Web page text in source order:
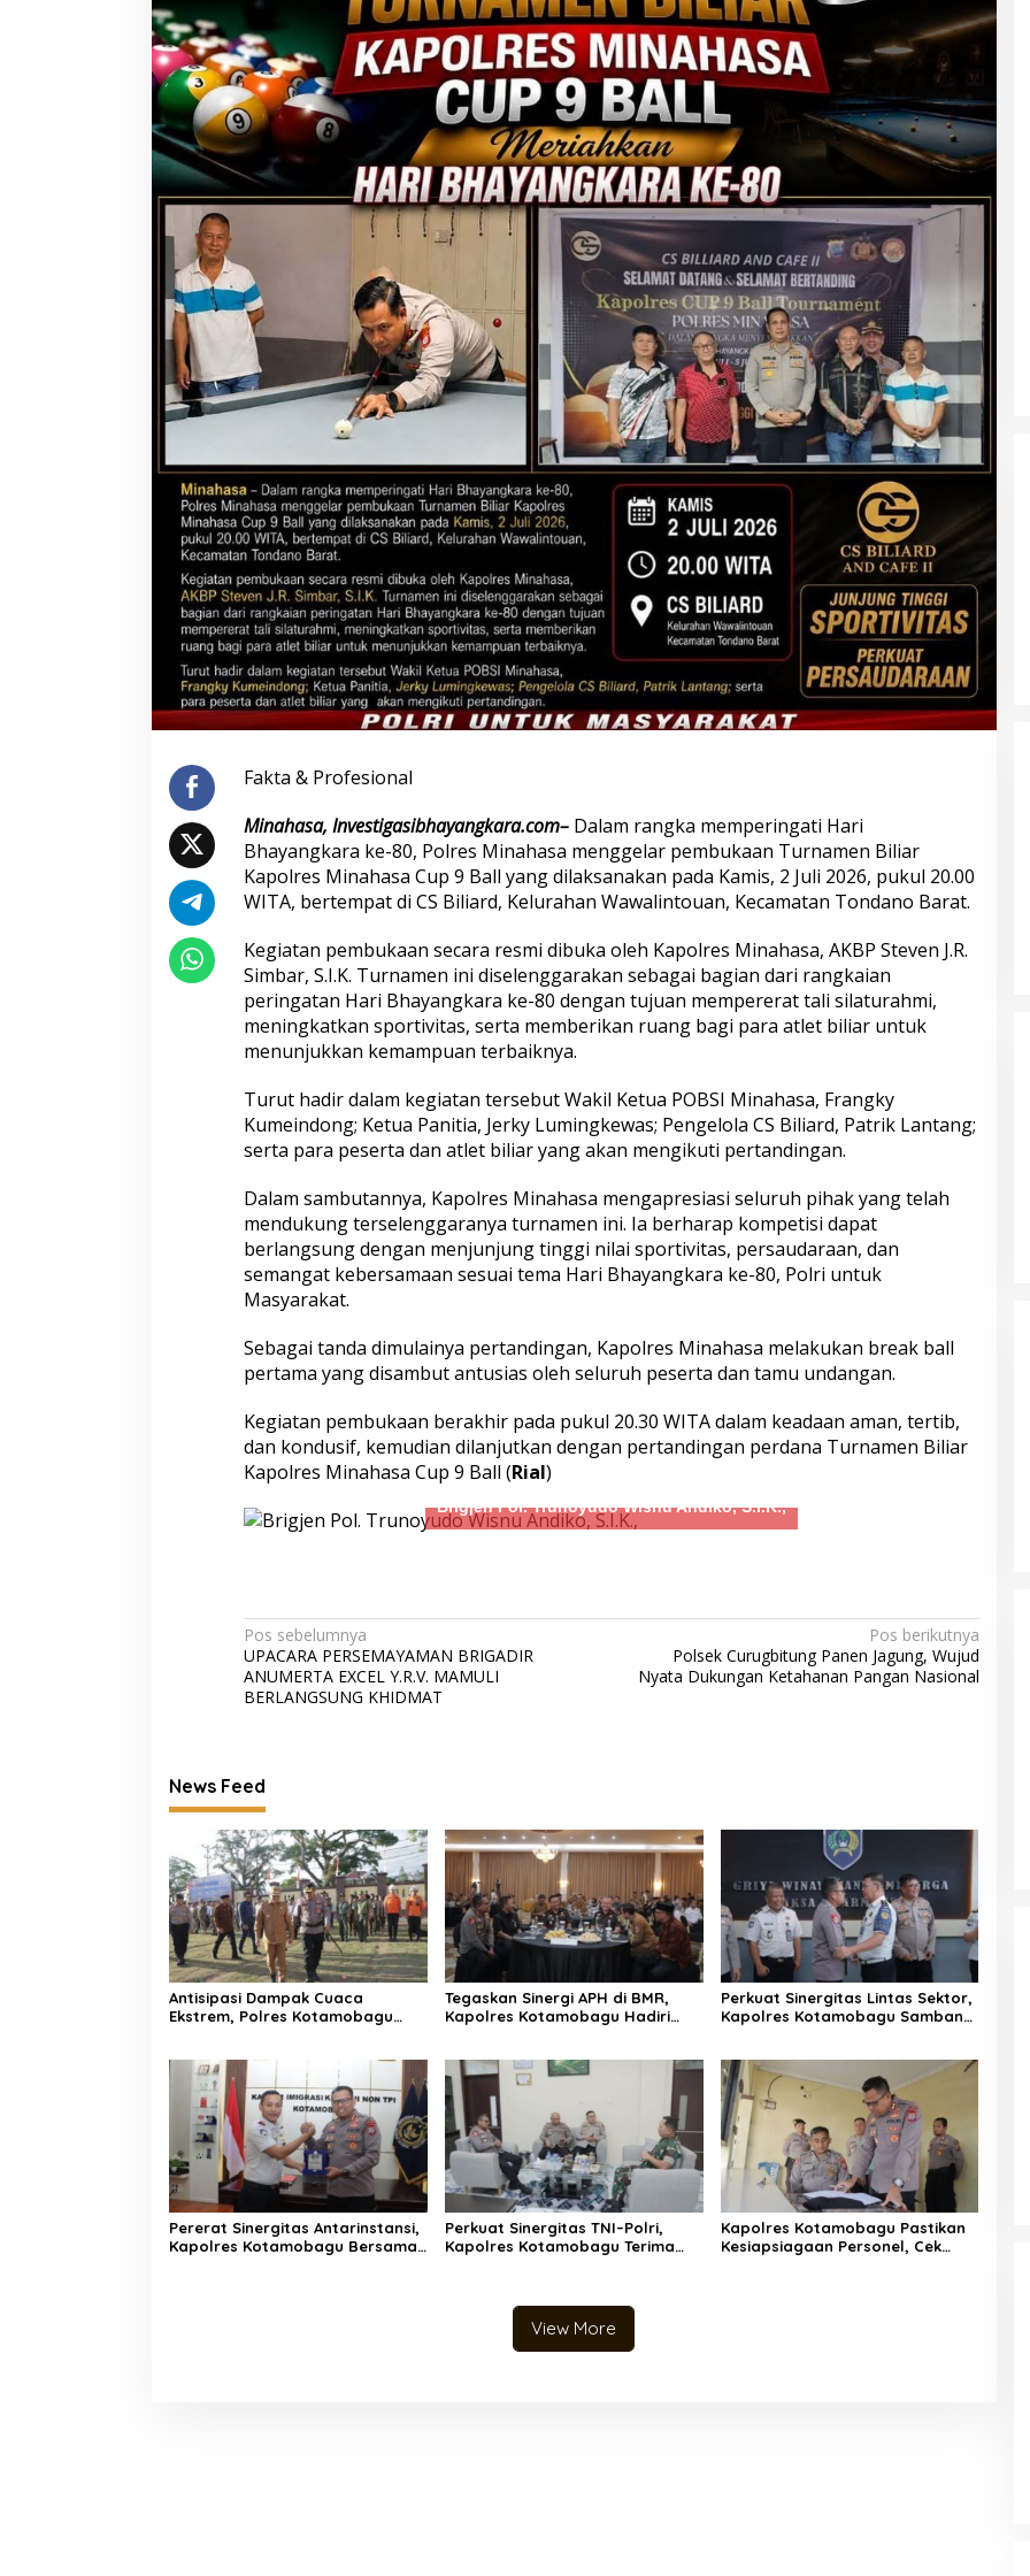
Fakta & Profesional
Minahasa, Investigasibhayangkara.com–Dalam rangka memperingati Hari
Bhayangkara ke-80, Polres Minahasa menggelar pembukaan Turnamen Biliar
Kapolres Minahasa Cup 9 Ball yang dilaksanakan pada Kamis, 2 Juli 2026, pukul 20.00
WITA, bertempat di CS Biliard, Kelurahan Wawalintouan, Kecamatan Tondano Barat.
Kegiatan pembukaan secara resmi dibuka oleh Kapolres Minahasa, AKBP Steven J.R.
Simbar, S.I.K. Turnamen ini diselenggarakan sebagai bagian dari rangkaian
peringatan Hari Bhayangkara ke-80 dengan tujuan mempererat tali silaturahmi,
meningkatkan sportivitas, serta memberikan ruang bagi para atlet biliar untuk
menunjukkan kemampuan terbaiknya.
Turut hadir dalam kegiatan tersebut Wakil Ketua POBSI Minahasa, Frangky
Kumeindong; Ketua Panitia, Jerky Lumingkewas; Pengelola CS Biliard, Patrik Lantang;
serta para peserta dan atlet biliar yang akan mengikuti pertandingan.
Dalam sambutannya, Kapolres Minahasa mengapresiasi seluruh pihak yang telah
mendukung terselenggaranya turnamen ini. Ia berharap kompetisi dapat
berlangsung dengan menjunjung tinggi nilai sportivitas, persaudaraan, dan
semangat kebersamaan sesuai tema Hari Bhayangkara ke-80, Polri untuk
Masyarakat.
Sebagai tanda dimulainya pertandingan, Kapolres Minahasa melakukan break ball
pertama yang disambut antusias oleh seluruh peserta dan tamu undangan.
Kegiatan pembukaan berakhir pada pukul 20.30 WITA dalam keadaan aman, tertib,
dan kondusif, kemudian dilanjutkan dengan pertandingan perdana Turnamen Biliar
Kapolres Minahasa Cup 9 Ball (Rial)
Brigjen Pol. Trunoyudo Wisnu Andiko, S.I.K.,
Navigasi
pos
Pos sebelumnya
UPACARA PERSEMAYAMAN BRIGADIR
ANUMERTA EXCEL Y.R.V. MAMULI
BERLANGSUNG KHIDMAT
Pos berikutnya
Polsek Curugbitung Panen Jagung, Wujud
Nyata Dukungan Ketahanan Pangan Nasional
News Feed
Antisipasi Dampak Cuaca
Ekstrem, Polres Kotamobagu
Bencana El Nino Bersama
Forkopimda
Tegaskan Sinergi APH di BMR,
Kapolres Kotamobagu Hadiri
Perkuat Sinergitas Lintas Sektor,
Kapolres Kotamobagu Sambangi
Pererat Sinergitas Antarinstansi,
Kapolres Kotamobagu Bersama
Perkuat Sinergitas TNI–Polri,
Kapolres Kotamobagu Terima
Kapolres Kotamobagu Pastikan
Kesiapsiagaan Personel, Cek
View More
Seleksi Taruna Akpol Masuk Tahap
Akhir, Wakapolri Pimpin
Pemeriksaan Penampilan 404
Mengenal Brigjen Pol. Drs. Ahmad
Musthofa Kamal, S.H., Perwira
Humas Berpengalaman dengan
Rekam Jejak Pengabdian dari
Aceh hingga Mabes Polri
Polri Gandeng UPH dan Komdigi
Edukasi Mahasiswa Cegah Judi
Online Lewat Program Polri Goes
to Campus
Hadapi Ancaman Love Scamming
Era Digital Polri Gelar Dialog
Penguatan Internal
Wakapolri: Bergabungnya Irjen
Pol. Susilo Teguh Raharjo ke UBISA
Perkuat Jejaring Nasional Pusat
Studi Kepolisian
Polda Metro Jaya Kembalikan 67
Kendaraan kepada Pemilik yang
Kota Ungkap Kasus Curanmor,
Satu Pelaku Residivis Diamankan
Kota Amankan 3 Pelaku Kasus
Ganjal ATM Lintas Propinsi
Sambut Hari Bhayangkara ke-80,
Puslitbang Polri Salurkan 1.000
Warga Gombel Lama Desak Ganti
Akibat Proyek PT Pakuwon, FAR
Tangkap Pelaku Tawuran
Tindak Tegas Kelompok Remaja
Datang Tanpa Khawatir, Pulang
Humanis Samsat Semarang 2 Siap
Melayani Anda